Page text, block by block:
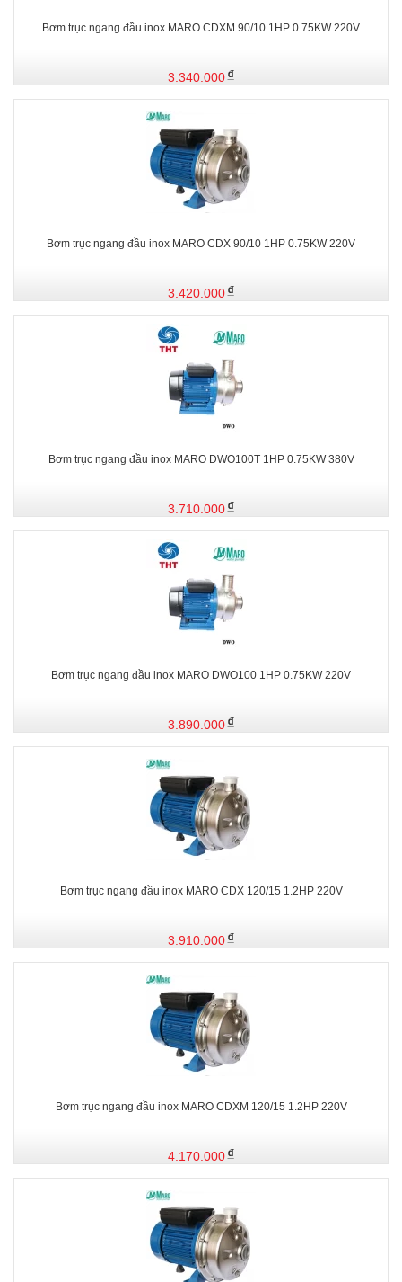
Bơm trục ngang đầu inox MARO CDXM 90/10 1HP 0.75KW 220V
3.340.000
Bơm trục ngang đầu inox MARO CDX 90/10 1HP 0.75KW 220V
3.420.000
Bơm trục ngang đầu inox MARO DWO100T 1HP 0.75KW 380V
3.710.000
Bơm trục ngang đầu inox MARO DWO100 1HP 0.75KW 220V
3.890.000
Bơm trục ngang đầu inox MARO CDX 120/15 1.2HP 220V
3.910.000
Bơm trục ngang đầu inox MARO CDXM 120/15 1.2HP 220V
4.170.000